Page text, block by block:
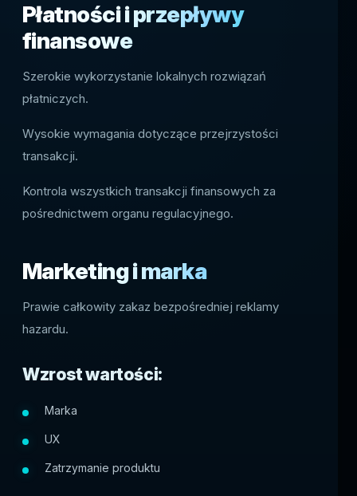
Płatności i przepływy
finansowe
Szerokie wykorzystanie lokalnych rozwiązań
płatniczych.
Wysokie wymagania dotyczące przejrzystości
transakcji.
Kontrola wszystkich transakcji finansowych za
pośrednictwem organu regulacyjnego.
Marketing i marka
Prawie całkowity zakaz bezpośredniej reklamy
hazardu.
Wzrost wartości:
Marka
UX
Zatrzymanie produktu